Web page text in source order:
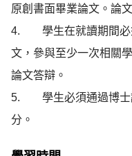
原創書面畢業論文。論
4.        學生在就讀期間
文，參與至少一次相關
論文答辯。
5.        學生必須通過博
分。